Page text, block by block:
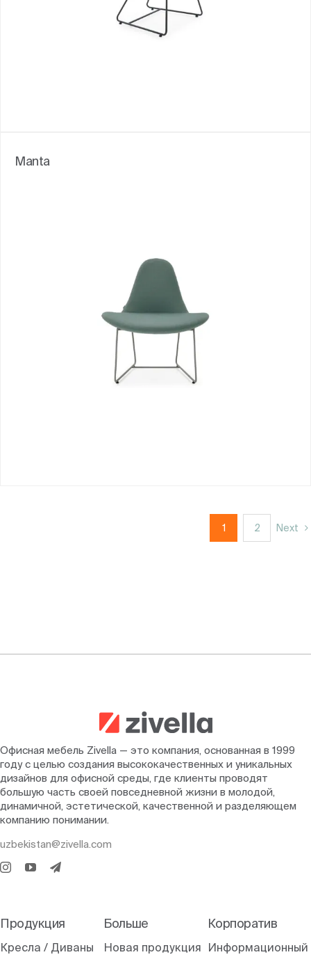
Manta
1 2 Next
Офисная мебель Zivella — это компания, основанная в 1999
году с целью создания высококачественных и уникальных
дизайнов для офисной среды, где клиенты проводят
большую часть своей повседневной жизни в молодой,
динамичной, эстетической, качественной и разделяющем
компанию понимании.
uzbekistan@zivella.com
Продукция
Кресла / Диваны
Больше
Новая продукция
Корпоратив
Информационный